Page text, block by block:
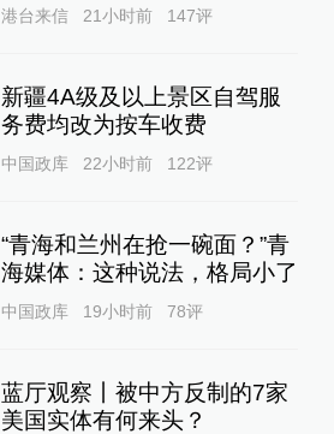
港台来信 21小时前 147评
新疆4A级及以上景区自驾服
务费均改为按车收费
中国政库 22小时前 122评
“青海和兰州在抢一碗面？”青
海媒体：这种说法，格局小了
中国政库 19小时前 78评
蓝厅观察丨被中方反制的7家
美国实体有何来头？